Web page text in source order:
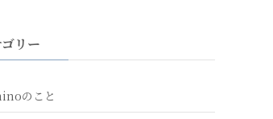
リー
のこと